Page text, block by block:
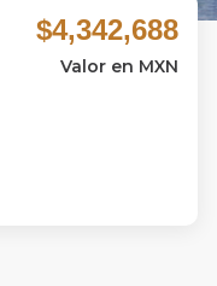
$4,342,688
Valor en MXN